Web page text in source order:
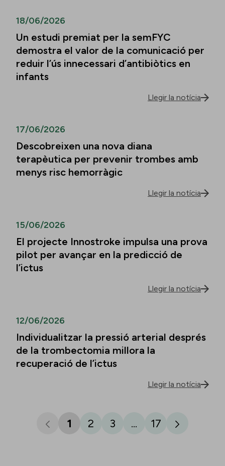
18/06/2026
Un estudi premiat per la semFYC
demostra el valor de la comunicació per
reduir l’ús innecessari d’antibiòtics en
infants
Llegir la notícia
17/06/2026
Descobreixen una nova diana
terapèutica per prevenir trombes amb
menys risc hemorràgic
Llegir la notícia
15/06/2026
El projecte Innostroke impulsa una prova
pilot per avançar en la predicció de
l’ictus
Llegir la notícia
12/06/2026
Individualitzar la pressió arterial després
de la trombectomia millora la
recuperació de l’ictus
Llegir la notícia
1 2 3 ... 17